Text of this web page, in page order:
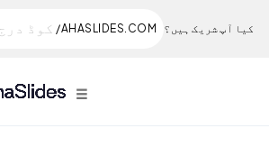
کیا آپ شریک ہیں؟ AHASLIDES.COM/
☰